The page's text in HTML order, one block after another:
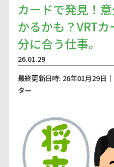
カードで発見！
かるかも？VRT
分に合う仕事。
26.01.29
最終更新日時: 26年01月29日
ター